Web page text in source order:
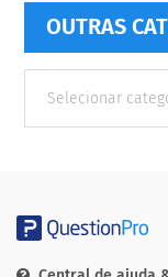
OUTRAS
Categorias